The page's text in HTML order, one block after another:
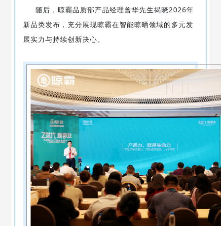
随后，晾霸品质部产品经理曾华先生揭晓2026年
新品类发布，充分展现晾霸在智能晾晒领域的多元发
展实力与持续创新决心。